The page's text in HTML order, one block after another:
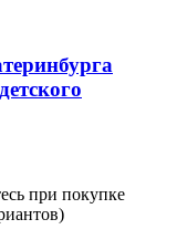
при покупке